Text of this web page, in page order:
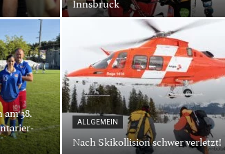
38.
ALLGEMEIN
Nach Skikollision schwer verletzt!